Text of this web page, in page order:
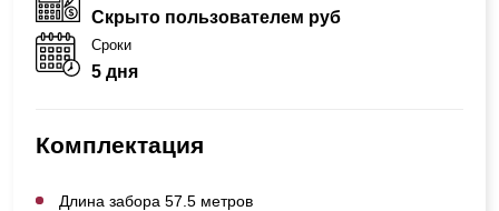
Скрыто пользователем руб
Сроки
5 дня
Комплектация
Длина забора 57.5 метров